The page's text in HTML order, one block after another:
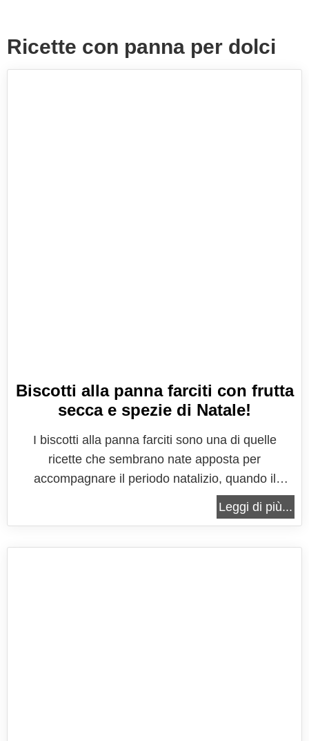
Ricette con panna per dolci
Biscotti alla panna farciti con frutta
secca e spezie di Natale!
I biscotti alla panna farciti sono una di quelle
ricette che sembrano nate apposta per
accompagnare il periodo natalizio, quando il
profumo delle feste riempie le case e ogni gesto in
cucina diventa parte di un rituale fatto di ricordi,
Leggi di più...